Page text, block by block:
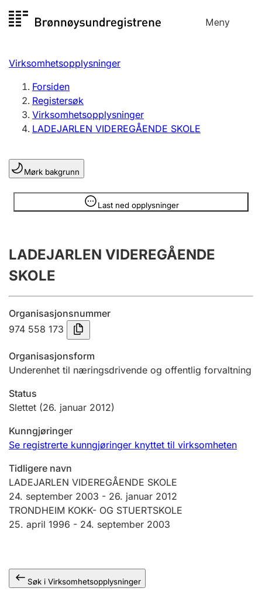
til
Meny
Registersøk
Aksjeselskap
Enkeltpersonforetak
Registrere, endre, slette
Lag og forening
Registrere, endre, slette
Årsregnskap
Innsending og forsinkelsesgebyr
Tinglysing
Betaling og jegeravgiftskort
Ektepaktveileder
Offentlig sektor
Andre tema
Virksomhetsopplysninger
Forsiden
Registersøk
Virksomhetsopplysninger
LADEJARLEN VIDEREGÅENDE SKOLE
Mørk bakgrunn
Last ned opplysninger
Opplysninger er skjult
LADEJARLEN VIDEREGÅENDE
SKOLE
Organisasjonsnummer
974 558 173
Organisasjonsform
Underenhet til næringsdrivende og offentlig forvaltning
Status
Slettet (26. januar 2012)
Kunngjøringer
Se registrerte kunngjøringer knyttet til virksomheten
Tidligere navn
LADEJARLEN VIDEREGÅENDE SKOLE
24. september 2003 - 26. januar 2012
TRONDHEIM KOKK- OG STUERTSKOLE
25. april 1996 - 24. september 2003
Søk i Virksomhetsopplysninger